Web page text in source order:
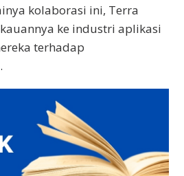
kolaborasi ini, Terra
ke industri aplikasi
terhadap